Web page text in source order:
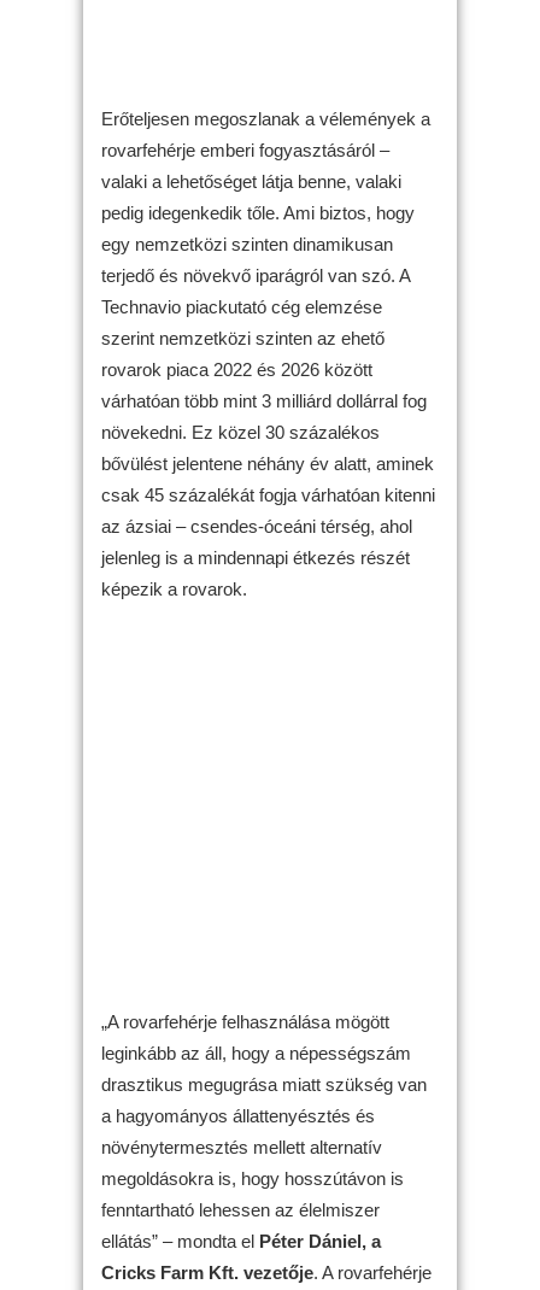
Erőteljesen megoszlanak a vélemények a
rovarfehérje emberi fogyasztásáról –
valaki a lehetőséget látja benne, valaki
pedig idegenkedik tőle. Ami biztos, hogy
egy nemzetközi szinten dinamikusan
terjedő és növekvő iparágról van szó. A
Technavio piackutató cég elemzése
szerint nemzetközi szinten az ehető
rovarok piaca 2022 és 2026 között
várhatóan több mint 3 milliárd dollárral fog
növekedni. Ez közel 30 százalékos
bővülést jelentene néhány év alatt, aminek
csak 45 százalékát fogja várhatóan kitenni
az ázsiai – csendes-óceáni térség, ahol
jelenleg is a mindennapi étkezés részét
képezik a rovarok.
„A rovarfehérje felhasználása mögött
leginkább az áll, hogy a népességszám
drasztikus megugrása miatt szükség van
a hagyományos állattenyésztés és
növénytermesztés mellett alternatív
megoldásokra is, hogy hosszútávon is
fenntartható lehessen az élelmiszer
ellátás” – mondta el Péter Dániel, a
Cricks Farm Kft. vezetője. A rovarfehérje